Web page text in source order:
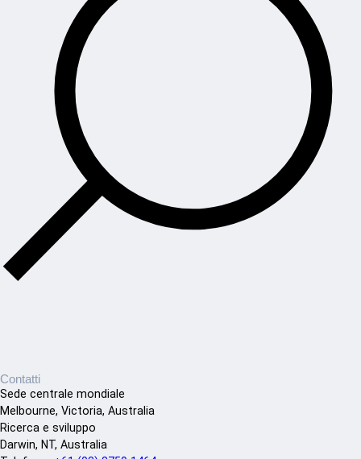
Contatti
Sede centrale mondiale
Melbourne, Victoria, Australia
Ricerca e sviluppo
Darwin, NT, Australia